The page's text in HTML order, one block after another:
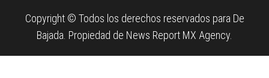
Copyright © Todos los derechos reservados para De
Bajada. Propiedad de News Report MX Agency.